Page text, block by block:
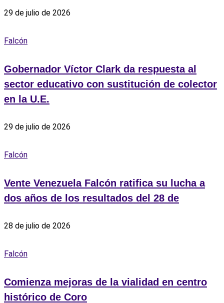
29 de julio de 2026
Falcón
Gobernador Víctor Clark da respuesta al
sector educativo con sustitución de colector
en la U.E.
29 de julio de 2026
Falcón
Vente Venezuela Falcón ratifica su lucha a
dos años de los resultados del 28 de
28 de julio de 2026
Falcón
Comienza mejoras de la vialidad en centro
histórico de Coro